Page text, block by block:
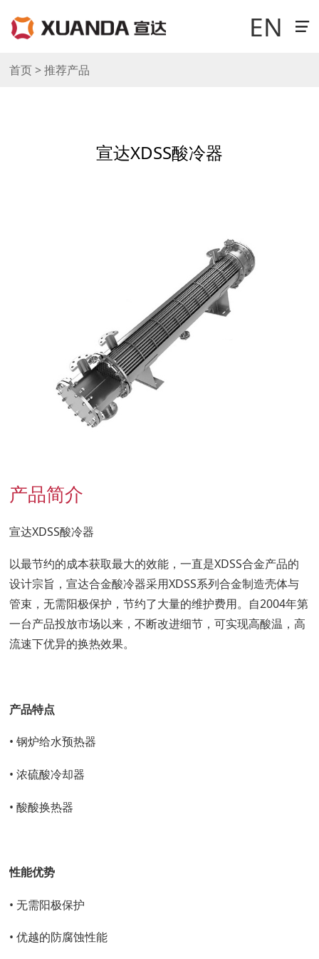
EN
首页 > 推荐产品
宣达XDSS酸冷器
产品简介
宣达XDSS酸冷器
以最节约的成本获取最大的效能，一直是XDSS合金产品的
设计宗旨，宣达合金酸冷器采用XDSS系列合金制造壳体与
管束，无需阳极保护，节约了大量的维护费用。自2004年第
一台产品投放市场以来，不断改进细节，可实现高酸温，高
流速下优异的换热效果。
产品特点
• 钢炉给水预热器
• 浓硫酸冷却器
• 酸酸换热器
性能优势
• 无需阳极保护
• 优越的防腐蚀性能